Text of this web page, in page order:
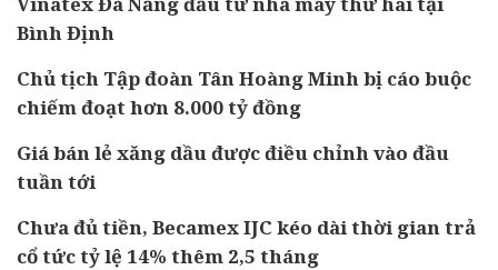
Bình Định
Chủ tịch Tập đoàn Tân Hoàng Minh bị cáo buộc
chiếm đoạt hơn 8.000 tỷ đồng
Giá bán lẻ xăng dầu được điều chỉnh vào đầu
tuần tới
Chưa đủ tiền, Becamex IJC kéo dài thời gian trả
cổ tức tỷ lệ 14% thêm 2,5 tháng